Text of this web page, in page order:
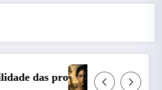
Vivido: trauma,